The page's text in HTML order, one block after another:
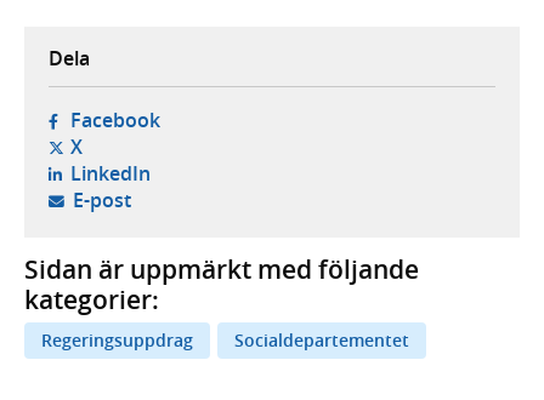
Dela
Facebook- öppnas i ny flik, extern webbplats,
X- öppnas i ny flik, extern webbplats,
LinkedIn- öppnas i ny flik, extern webbplats,
E-post- öppnar din e-postklient,
Sidan är uppmärkt med följande
kategorier:
Regeringsuppdrag Socialdepartementet